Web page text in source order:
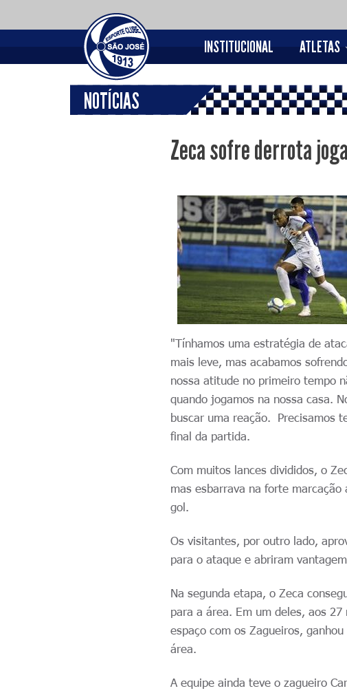
INSTITUCIONAL ATLETAS
NOTÍCIAS
Zeca sofre derrota
"Tínhamos uma estratégia de
mais leve, mas acabamos
nossa atitude no primeiro tempo
quando jogamos na nossa casa.
buscar uma reação. Precisamos
final da partida.
Com muitos lances divididos, o
mas esbarrava na forte
gol.
Os visitantes, por outro lado,
para o ataque e abriram
Na segunda etapa, o Zeca
para a área. Em um deles, aos
espaço com os Zagueiros,
área.
A equipe ainda teve o zagueiro